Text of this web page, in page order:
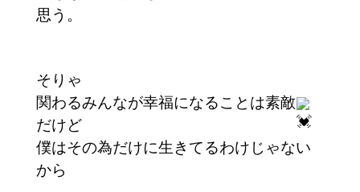
思う。
そりゃ
関わるみんなが幸福になることは素敵
だけど
僕はその為だけに生きてるわけじゃない
から